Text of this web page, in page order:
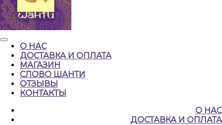
Кнопка
ОткрытьО НАС
ДОСТАВКА И ОПЛАТА
МАГАЗИН
СЛОВО ШАНТИ
ОТЗЫВЫ
КОНТАКТЫ
ЗАКРЫТЬ
О НАС
ДОСТАВКА И ОПЛАТА